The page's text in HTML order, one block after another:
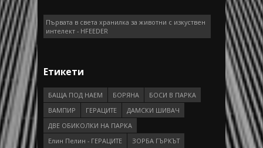
Първата в света хранилка за животни с изкуствен
интелект - HFEEDER
Етикети
БАЩА ПОД НАЕМ БОРЯНА
БОСИ В ПАРКА
ВАМПИР
ГEРAЦИТE
ДАМСКИ ШИВАЧ
ДВЕ ОБИКОЛКИ НА ПАРКА
Елин Пелин - ГЕРАЦИТЕ
ЗОРБА ГЪРКЪТ